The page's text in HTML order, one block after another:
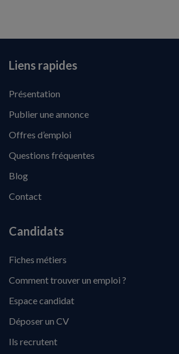
Liens rapides
Présentation
Publier une annonce
Offres d’emploi
Questions fréquentes
Blog
Contact
Candidats
Fiches métiers
Comment trouver un emploi ?
Espace candidat
Déposer un CV
Ils recrutent